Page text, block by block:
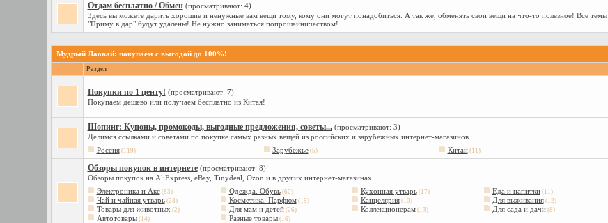
Отдам бесплатно / Обмен (просматривают: 4)
Здесь вы можете дарить хорошие и ненужные вам вещи тому, кому они могут понадобиться. А так же, обменять свои вещи на что-то полезное! Все темы
"Приму в дар" будут удалены! Не нужно заниматься попрошайничеством!
Мудрый Лаовай: покупаем с выгодой до 100%!
Раздел
Покупки по 1 центу! (просматривают: 7)
Покупаем дёшево или получаем бесплатно из Китая!
Шопинг: Купоны, промокоды, выгодные предложения, советы... (просматривают: 3)
Делимся ссылками и советами по покупке самых разных вещей из российских и зарубежных интернет-магазинов
Россия(119) Зарубежье(5) Китай(11)
Обзоры покупок в интернете (просматривают: 8)
Обзоры покупок на AliExpress, eBay, Tinydeal, Ozon и в других интернет-магазинах
Электроника и Акс(83) Одежда. Обувь(60) Кухонная утварь(17) Еда и напитки(11)
Чай и чайная утварь(28) Косметика. Парфюм(19) Канцелярия(10) Для выживания(12)
Товары для животных(2) Для мам и детей(26) Коллекционерам(13) Для сада и дачи(8)
Автотовары(14) Разные товары(16)